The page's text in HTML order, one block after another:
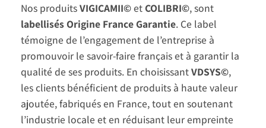
Nos produitsVIGICAMII©etCOLIBRI©, sont
labellisés Origine France Garantie. Ce label
témoigne de l’engagement de l’entreprise à
promouvoir le savoir-faire français et à garantir la
qualité de ses produits. En choisissantVDSYS©,
les clients bénéficient de produits à haute valeur
ajoutée, fabriqués en France, tout en soutenant
l’industrie locale et en réduisant leur empreinte